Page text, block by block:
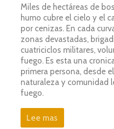
Miles de hectáreas de
humo cubre el cielo y el
por cenizas. En cada
zonas devastadas,
cuatriciclos militares,
fuego. Es esta una
primera persona, desde
naturaleza y comunidad
fuego.
Lee mas